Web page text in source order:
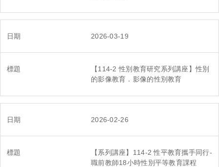
2026-03-19
【114-2 性別教育研究系列講座】性別
的影像教育．影像的性別教育
2026-02-26
【系列講座】114-2 性平教育攜手同行-
職前教師18小時性別平等教育課程